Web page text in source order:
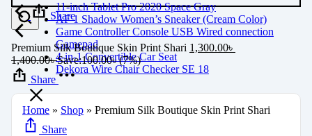
11-inch Tablet Pro 2020 Space Gray
AF 1 Shadow Women’s Sneaker (Cream Color)
Game Controller Console USB Wired connection
Gamepad
4-in-1 Convertible Car Seat
Dekora Wire Chair Checker SE 18
Share
Premium Silk Boutique Skin Print Shari 1,300.00৳
1,400.00৳Save:100.00৳(7%)
Share
Home » Shop » Premium Silk Boutique Skin Print Shari
Share